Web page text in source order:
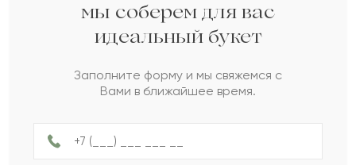
Айзиба
Камбар
Т Тастемир
мы соберем для вас
идеальный букет
Заполните форму и мы свяжемся с
Вами в ближайшее время.